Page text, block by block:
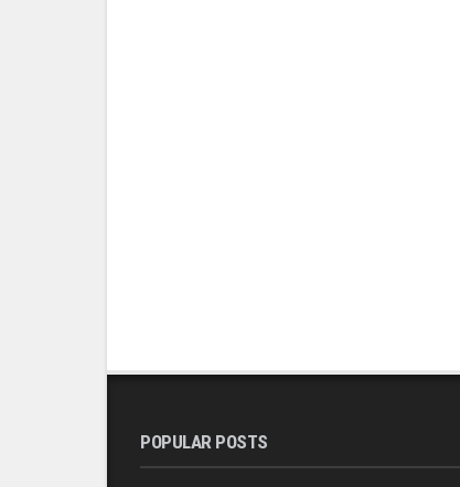
POPULAR POSTS